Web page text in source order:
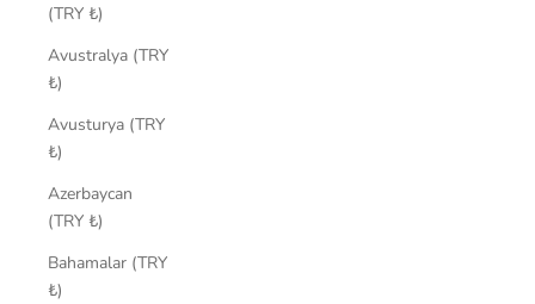
(TRY ₺)
Avustralya (TRY
₺)
Avusturya (TRY
₺)
Azerbaycan
(TRY ₺)
Bahamalar (TRY
₺)